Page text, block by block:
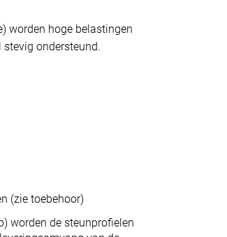
worden hoge belastingen
ondersteund.
(zie toebehoor)
worden de steunprofielen